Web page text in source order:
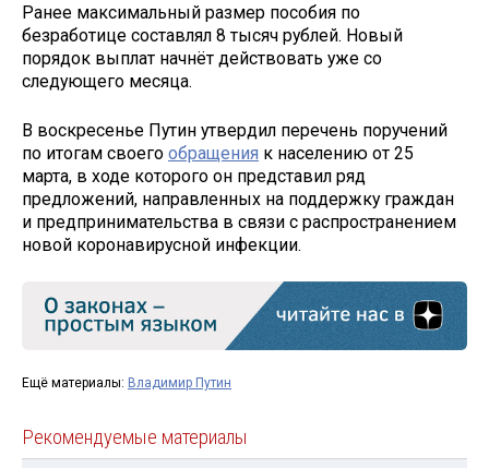
Ранее максимальный размер пособия по
безработице составлял 8 тысяч рублей. Новый
порядок выплат начнёт действовать уже со
следующего месяца.
В воскресенье Путин утвердил перечень поручений
по итогам своего обращения к населению от 25
марта, в ходе которого он представил ряд
предложений, направленных на поддержку граждан
и предпринимательства в связи с распространением
новой коронавирусной инфекции.
Ещё материалы: Владимир Путин
Рекомендуемые материалы